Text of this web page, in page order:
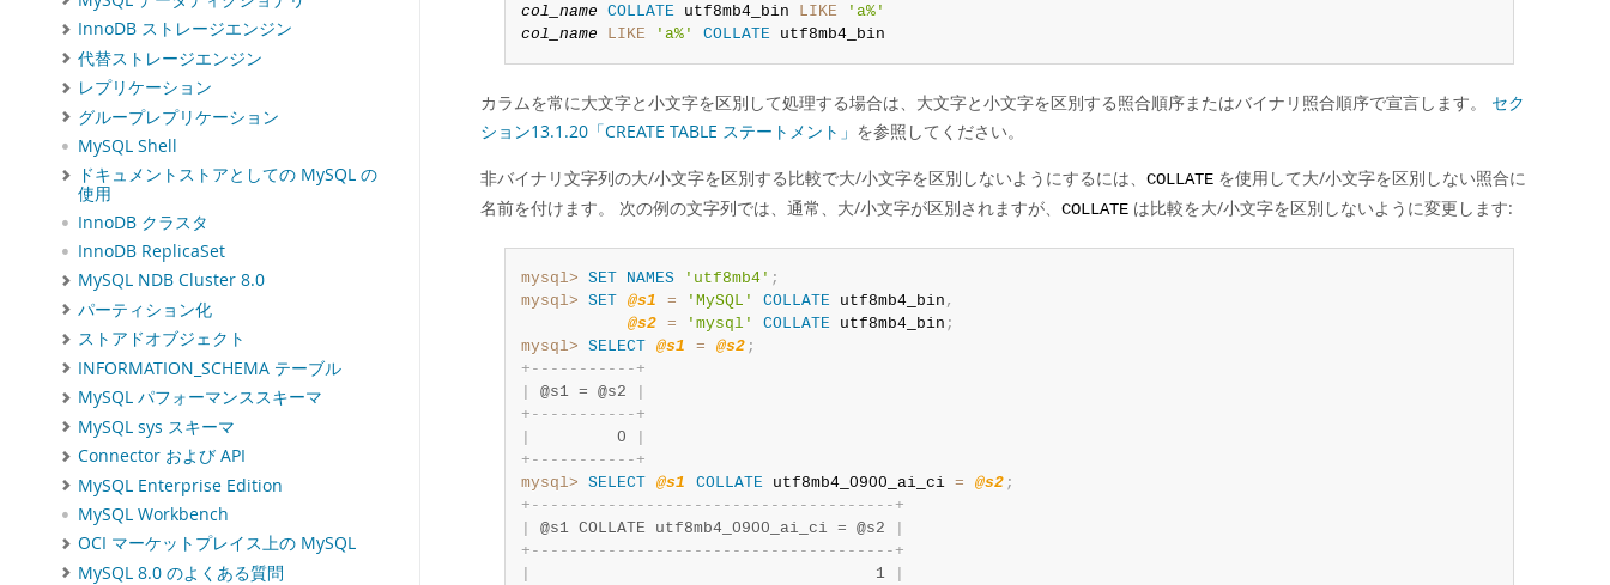
InnoDB ストレージエンジン
代替ストレージエンジン
レプリケーション
グループレプリケーション
MySQL Shell
ドキュメントストアとしての MySQL の
使用
InnoDB クラスタ
InnoDB ReplicaSet
MySQL NDB Cluster 8.0
パーティション化
ストアドオブジェクト
INFORMATION_SCHEMA テーブル
MySQL パフォーマンススキーマ
MySQL sys スキーマ
Connector および API
MySQL Enterprise Edition
MySQL Workbench
OCI マーケットプレイス上の MySQL
MySQL 8.0 のよくある質問
col_name COLLATE utf8mb4_bin LIKE
'a%'
col_name
LIKE 'a%' COLLATE utf8mb4_bin
カラムを常に大文字と小文字を区別して処理する場合は、大文字と小文字を区別する照合順序またはバイナリ照合順序で宣言します。 セク
ション13.1.20「CREATE TABLE ステートメント」 を参照してください。
非バイナリ文字列の大/小文字を区別する比較で大/小文字を区別しないようにするには、 COLLATE を使用して大/小文字を区別しない照合に
名前を付けます。 次の例の文字列では、通常、大/小文字が区別されますが、
COLLATE は比較を大/小文字を区別しないように変更します:
mysql> SET NAMES 'utf8mb4' ;
mysql> SET @s1 = 'MySQL' COLLATE utf8mb4_bin ,
@s2
= 'mysql' COLLATE utf8mb4_bin ;
mysql> SELECT @s1 = @s2 ;
+ - - - - - - - - - - - +
@s1 = @s2
+ - - - - - - - - - - - +
         0
+ - - - - - - - - - - - +
mysql> SELECT @s1 COLLATE utf8mb4_0900_ai_ci = @s2 ;
+ - - - - - - - - - - - - - - - - - - - - - - - - - - - - - - - - - - - - - - +
@s1 COLLATE utf8mb4_0900_ai_ci = @s2
+ - - - - - - - - - - - - - - - - - - - - - - - - - - - - - - - - - - - - - - +
                                    1